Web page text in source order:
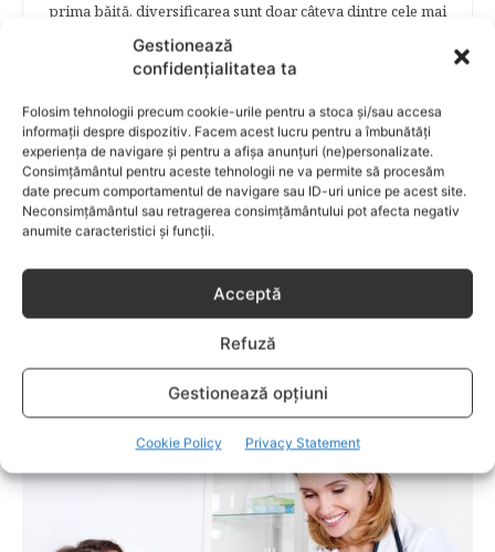
Gestionează
confidențialitatea ta
Folosim tehnologii precum cookie-urile pentru a stoca și/sau accesa
informații despre dispozitiv. Facem acest lucru pentru a îmbunătăți
experiența de navigare și pentru a afișa anunțuri (ne)personalizate.
Consimțământul pentru aceste tehnologii ne va permite să procesăm
date precum comportamentul de navigare sau ID-uri unice pe acest site.
Neconsimțământul sau retragerea consimțământului pot afecta negativ
anumite caracteristici și funcții.
Acceptă
Refuză
Gestionează opțiuni
Cookie Policy Privacy Statement
prima băiţă, diversificarea sunt doar câteva dintre cele mai
dedicat creşterii şi îngrijirii copilului din primul an şi până
la vârsta şcolară. Mămicile vor reuşi să afle cum anume să
încât să crească perfect sănătos. EDUCAŢIE – este un capitol
captivant în care poţi afla cum să îţi educi copilul în aşa fel
încât să poţi obţine performanţe şcolare sigure. FAMILIA –
este un capitol destinat vieţii de familie ce conţine o serie
întreagă de sfaturi eficiente. COPII TALENTAŢI – este un
capitol fascinant dedicat copiilor valoroși ai țării. ÎNVAŢĂ
anumitor probleme de sănătate ce pot afecta atât viaţa
copiilor, cât şi pe cea a părinţilor.
RELATED POSTS